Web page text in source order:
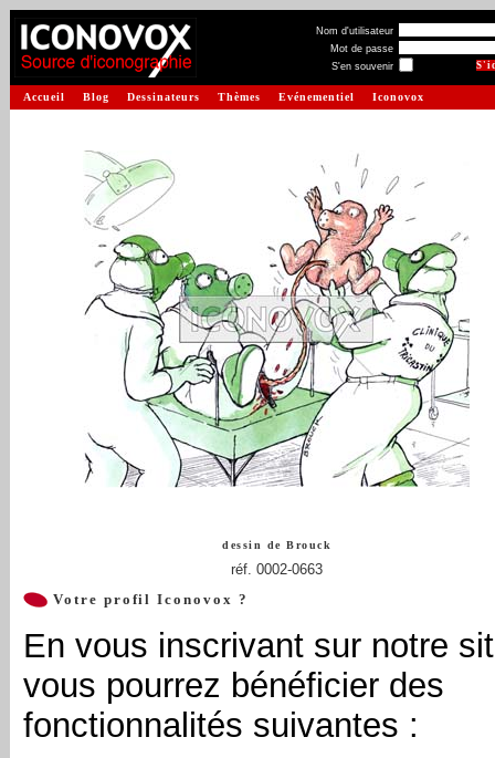
Nom d'utilisateur
Mot de passe
S'en souvenir
Accueil Blog Dessinateurs Thèmes Evénementiel Iconovox
dessin de Brouck
réf. 0002-0663
Votre profil Iconovox ?
En vous inscrivant sur notre
vous pourrez bénéficier des
fonctionnalités suivantes :